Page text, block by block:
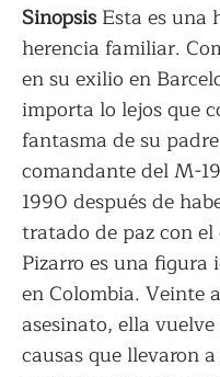
Sinopsis Esta es una
herencia familiar.
en su exilio en
importa lo lejos que
fantasma de su
comandante del M-
1990 después de
tratado de paz con
Pizarro es una figura
en Colombia. Veinte
asesinato, ella
causas que llevaron